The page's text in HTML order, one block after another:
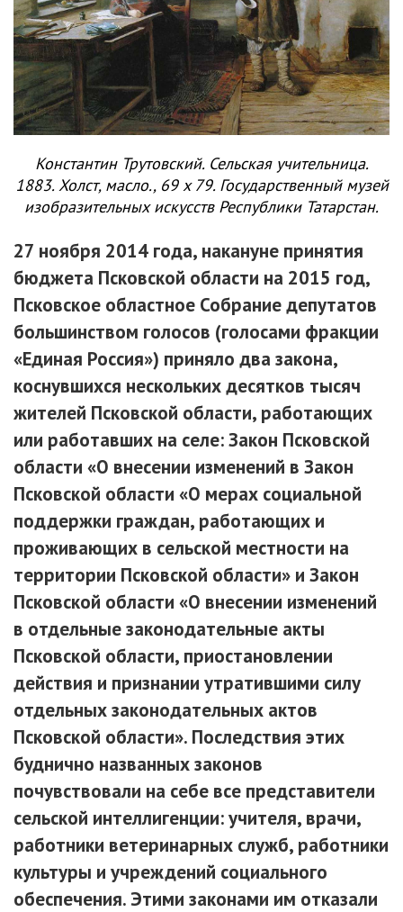
Константин Трутовский. Сельская учительница.
1883. Холст, масло., 69 x 79. Государственный музей
изобразительных искусств Республики Татарстан.
27 ноября 2014 года, накануне принятия
бюджета Псковской области на 2015 год,
Псковское областное Собрание депутатов
большинством голосов (голосами фракции
«Единая Россия») приняло два закона,
коснувшихся нескольких десятков тысяч
жителей Псковской области, работающих
или работавших на селе: Закон Псковской
области «О внесении изменений в Закон
Псковской области «О мерах социальной
поддержки граждан, работающих и
проживающих в сельской местности на
территории Псковской области» и Закон
Псковской области «О внесении изменений
в отдельные законодательные акты
Псковской области, приостановлении
действия и признании утратившими силу
отдельных законодательных актов
Псковской области». Последствия этих
буднично названных законов
почувствовали на себе все представители
сельской интеллигенции: учителя, врачи,
работники ветеринарных служб, работники
культуры и учреждений социального
обеспечения. Этими законами им отказали